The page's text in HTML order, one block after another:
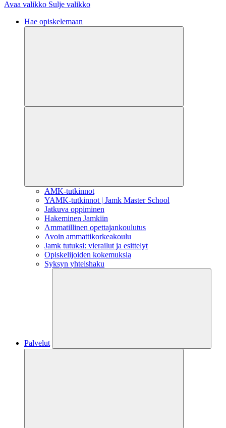
Avaa valikko Sulje valikko
Hae opiskelemaan
AMK-tutkinnot
YAMK-tutkinnot | Jamk Master School
Jatkuva oppiminen
Hakeminen Jamkiin
Ammatillinen opettajankoulutus
Avoin ammattikorkeakoulu
Jamk tutuksi: vierailut ja esittelyt
Opiskelijoiden kokemuksia
Syksyn yhteishaku
Palvelut